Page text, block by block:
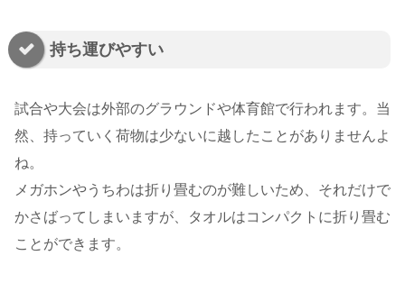
持ち運びやすい
試合や大会は外部のグラウンドや体育館で行われます。当
然、持っていく荷物は少ないに越したことがありませんよ
ね。
メガホンやうちわは折り畳むのが難しいため、それだけで
かさばってしまいますが、タオルはコンパクトに折り畳む
ことができます。